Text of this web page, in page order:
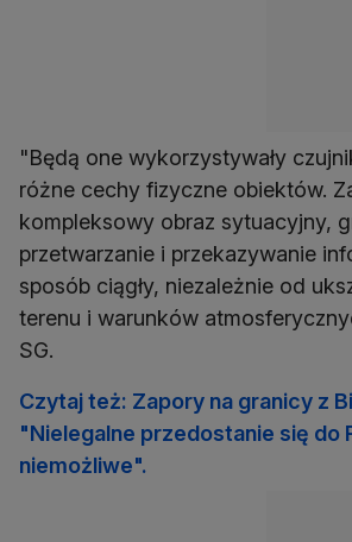
"Będą one wykorzystywały
różne cechy fizyczne obiektów.
kompleksowy obraz sytuacyjny,
przetwarzanie i przekazywanie
sposób ciągły, niezależnie od
terenu i warunków
SG.
Czytaj też: Zapory na granicy z
"Nielegalne przedostanie się do
niemożliwe".